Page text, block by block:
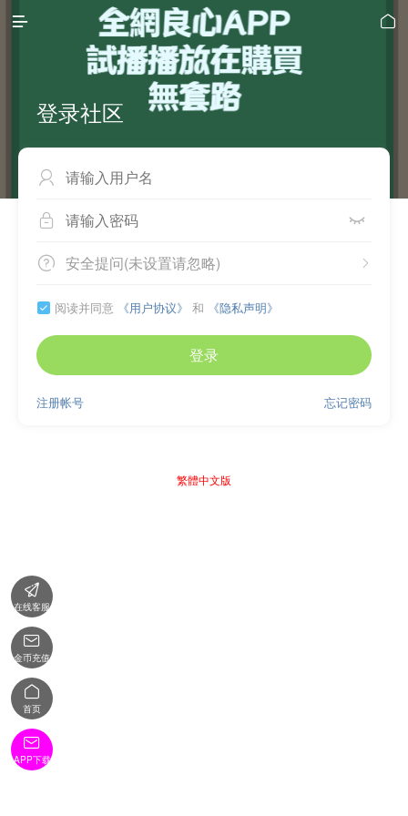
 
登录社区

 
 
安全提问(未设置请忽略)
 阅读并同意 《用户协议》 和 《隐私声明》
登录
忘记密码
注册帐号
繁體中文版

在线客服

金币充值

首页

APP下载